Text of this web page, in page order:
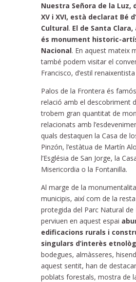
Nuestra Señora de la Luz,
XV i XVI, està declarat Bé
Cultural. El de Santa
és monument historic-
Nacional. En aquest mateix
també podem visitar el
Francisco, d’estil
Palos de la Frontera és
relació amb el descobriment
trobem gran quantitat de
relacionats amb
quals destaquen la Casa de
Pinzón, l’estàtua de Martín
l’Església de San Jorge, la
Misericordia o la Fontanilla.
Al marge de la
municipis, així com de la resta
protegida del Parc Natural de
perviuen en aquest espai
edificacions rurals i
singulars d’interès
bodegues, almàsseres,
aquest sentit, han de
poblats forestals, mostra de